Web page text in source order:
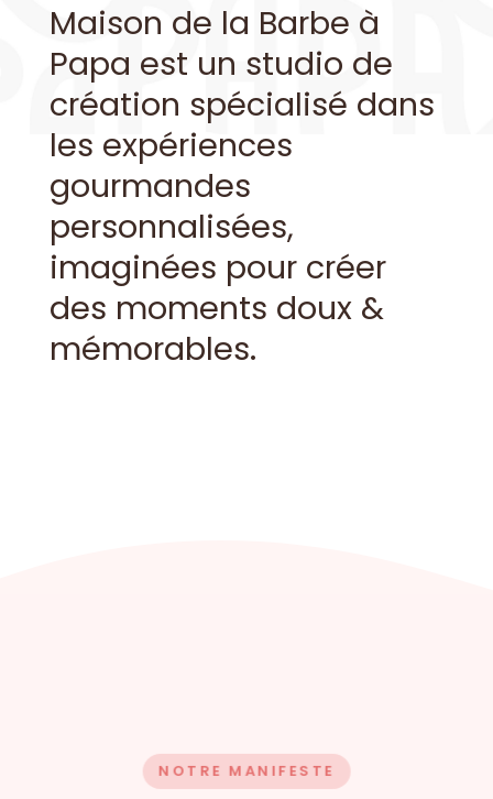
Maison de la Barbe à
Papa est un studio de
création spécialisé dans
les expériences
gourmandes
personnalisées,
imaginées pour créer
des moments doux &
mémorables.
NOTRE MANIFESTE